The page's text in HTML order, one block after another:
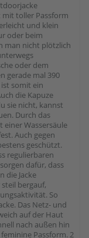
mit toller Passform
und klein
oder beim
man nicht plötzlich
oder dem
gerade mal 390
somit ein
die Kapuze
sie nicht, kannst
Durch das
einer Wassersäule
Auch gegen
geschützt.
regulierbaren
dafür, dass
die Jacke
bergauf,
So
Das Netz- und
auf der Haut
nach außen hin
Passform. 2